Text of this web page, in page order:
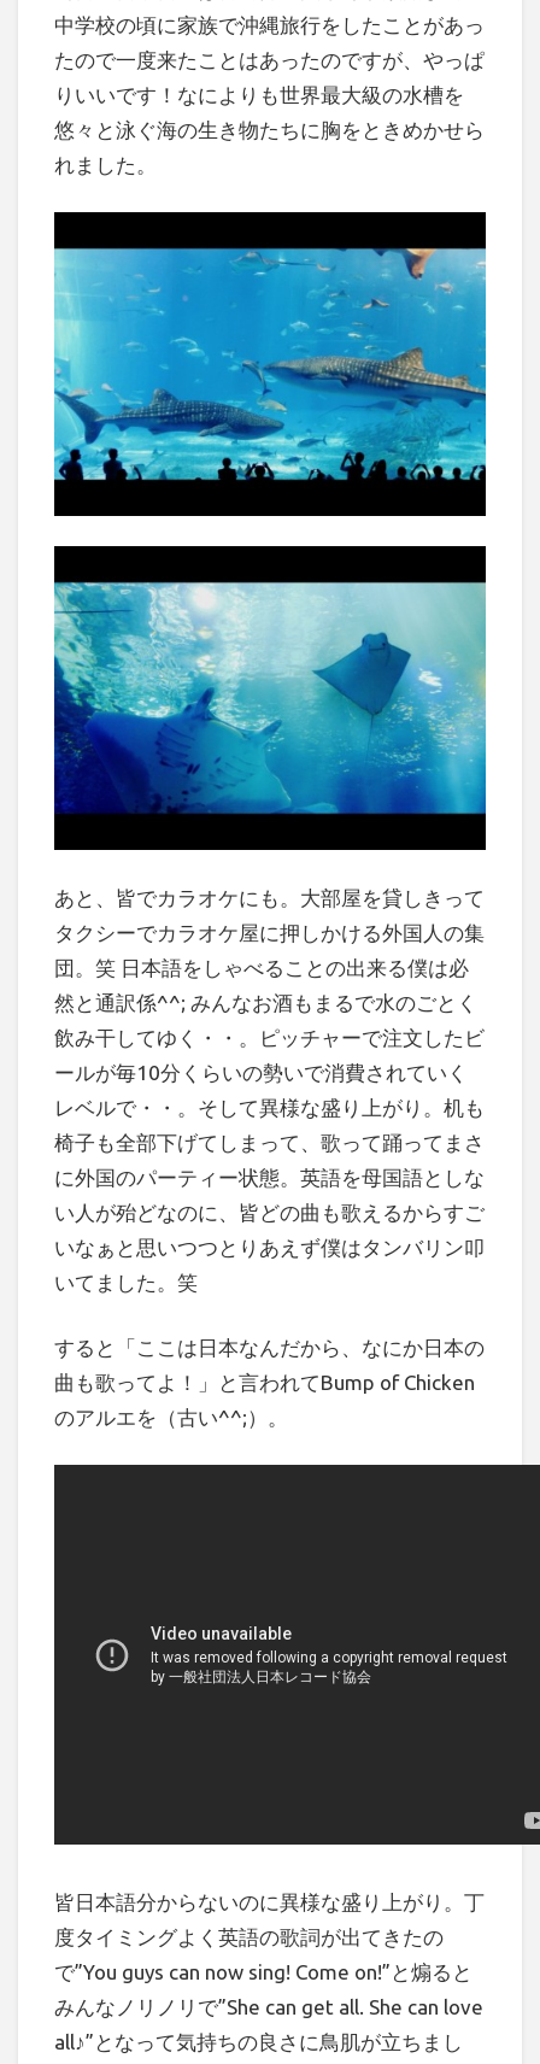
中学校の頃に家族で沖縄旅行をしたことがあっ
たので一度来たことはあったのですが、やっぱ
りいいです！なによりも世界最大級の水槽を
悠々と泳ぐ海の生き物たちに胸をときめかせら
れました。
あと、皆でカラオケにも。大部屋を貸しきって
タクシーでカラオケ屋に押しかける外国人の集
団。笑 日本語をしゃべることの出来る僕は必
然と通訳係^^; みんなお酒もまるで水のごとく
飲み干してゆく・・。ピッチャーで注文したビ
ールが毎10分くらいの勢いで消費されていく
レベルで・・。そして異様な盛り上がり。机も
椅子も全部下げてしまって、歌って踊ってまさ
に外国のパーティー状態。英語を母国語としな
い人が殆どなのに、皆どの曲も歌えるからすご
いなぁと思いつつとりあえず僕はタンバリン叩
いてました。笑
すると「ここは日本なんだから、なにか日本の
曲も歌ってよ！」と言われてBump of Chicken
のアルエを（古い^^;）。
皆日本語分からないのに異様な盛り上がり。丁
度タイミングよく英語の歌詞が出てきたの
で”You guys can now sing! Come on!”と煽ると
みんなノリノリで”She can get all. She can love
all♪”となって気持ちの良さに鳥肌が立ちまし